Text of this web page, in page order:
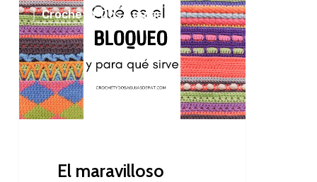
maravilloso
bloqueo
en
el
tejido
Crochet Y Dos Agujas
El maravilloso